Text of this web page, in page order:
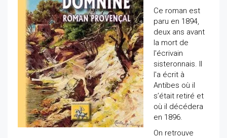
Ce roman est
paru en 1894,
deux ans avant
la mort de
l'écrivain
sisteronnais. Il
l'a écrit à
Antibes où il
s’était retiré et
où il décédera
en 1896.
On retrouve